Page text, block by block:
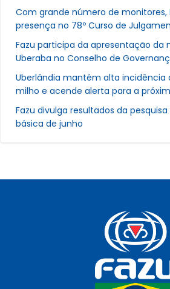
Com grande número de monitores,
presença no 78º Curso de
Fazu participa da apresentação da
Uberaba no Conselho de
Uberlândia mantém alta incidência
milho e acende alerta para a
Fazu divulga resultados da
básica de junho